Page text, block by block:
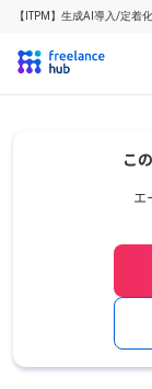
【ITPM】生成AI導入/定着